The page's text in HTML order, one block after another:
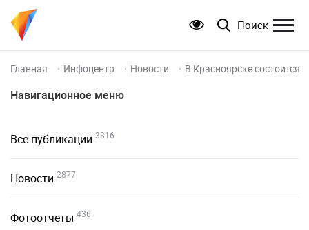
Поиск
Главная Инфоцентр Новости В Красноярске состоится
Навигационное меню
Все публикации 3316
Новости 2877
Фотоотчеты 436